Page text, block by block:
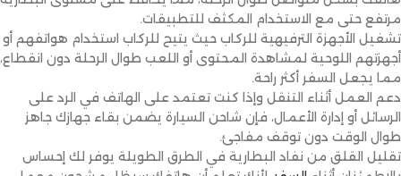
مرتفع حتى مع الاستخدام المكثف للتطبيقات.
تشغيل الأجهزة الترفيهية للركاب حيث يتيح للركاب استخدام هواتفهم أو
أجهزتهم اللوحية لمشاهدة المحتوى أو اللعب طوال الرحلة دون انقطاع،
مما يجعل السفر أكثر راحة.
دعم العمل أثناء التنقل وإذا كنت تعتمد على الهاتف في الرد على
الرسائل أو إدارة الأعمال، فإن شاحن السيارة يضمن بقاء جهازك جاهز
طوال الوقت دون توقف مفاجئ.
تقليل القلق من نفاد البطارية في الطرق الطويلة يوفر لك إحساس